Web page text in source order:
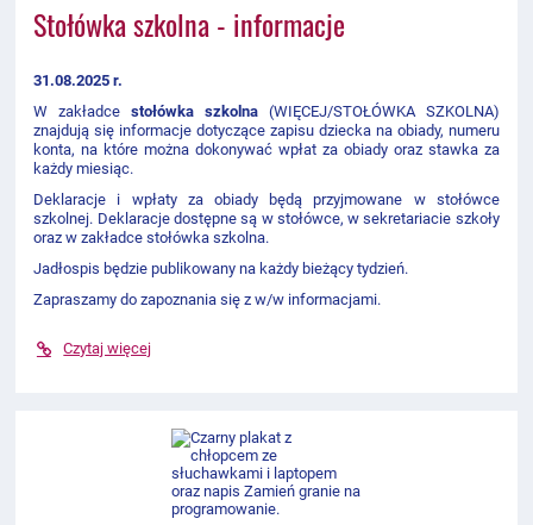
Stołówka szkolna - informacje
31.08.2025 r.
W zakładcestołówka szkolna(WIĘCEJ/STOŁÓWKA SZKOLNA)
znajdują się informacje dotyczące zapisu dziecka na obiady, numeru
konta, na które można dokonywać wpłat za obiady oraz stawka za
każdy miesiąc.
Deklaracje i wpłaty za obiady będą przyjmowane w stołówce
szkolnej. Deklaracje dostępne są w stołówce, w sekretariacie szkoły
oraz w zakładce stołówka szkolna.
Jadłospis będzie publikowany na każdy bieżący tydzień.
Zapraszamy do zapoznania się z w/w informacjami.
Czytaj więcej